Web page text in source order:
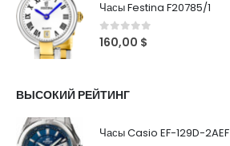
Часы Festina F20785/1
0out of 5
160,00 $
ВЫСОКИЙ РЕЙТИНГ
Часы Casio EF-129D-2AEF